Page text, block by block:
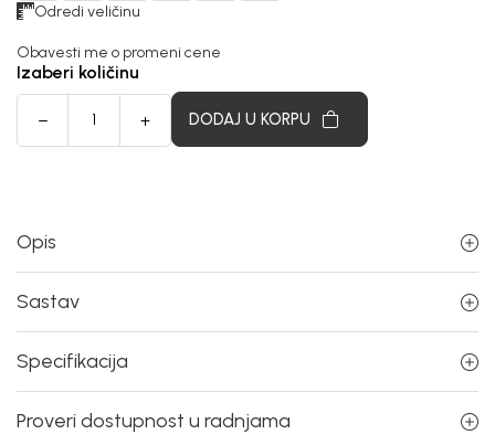
Odredi veličinu
Obavesti me o promeni cene
Izaberi količinu
DODAJ U KORPU
Opis
Sastav
Specifikacija
Proveri dostupnost u radnjama